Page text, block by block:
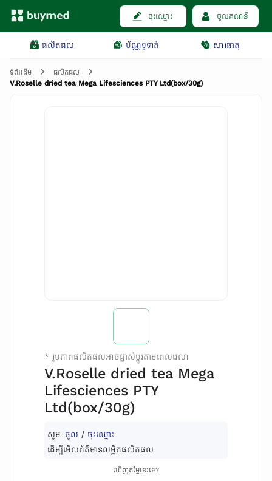
ចុះឈ្មោះ ចូលគណនី
ផលិតផល ប័ណ្ណទូទាត់ សារធាតុ
ទំព័រដើម
ផលិតផល
V.Roselle dried tea Mega Lifesciences PTY Ltd(box/30g)
* រូបភាពផលិតផលអាចផ្លាស់ប្តូរតាមពេលវេលា
V.Roselle dried tea Mega
Lifesciences PTY
Ltd(box/30g)
សូម ចូល / ចុះឈ្មោះ
ដើម្បីមើលព័ត៌មានលម្អិតផលិតផល
ឃើញតម្លៃនេះទេ?